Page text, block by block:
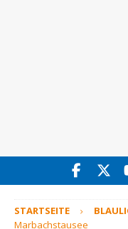
STARTSEITE
Marbachstausee